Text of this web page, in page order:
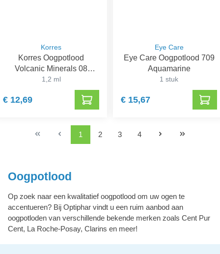
Korres
Korres Oogpotlood
Volcanic Minerals 08
Blauw
1,2 ml
€ 12,69
Eye Care
Eye Care Oogpotlood 709
Aquamarine
1 stuk
€ 15,67
1 2 3 4
Oogpotlood
Op zoek naar een kwalitatief oogpotlood om uw ogen te
accentueren? Bij Optiphar vindt u een ruim aanbod aan
oogpotloden van verschillende bekende merken zoals Cent Pur
Cent, La Roche-Posay, Clarins en meer!